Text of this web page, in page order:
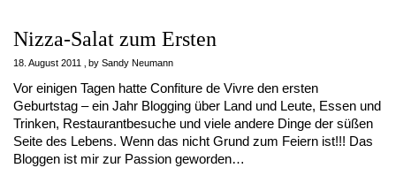
Nizza-Salat zum Ersten
18. August 2011 by Sandy Neumann
Vor einigen Tagen hatte Confiture de Vivre den ersten
Geburtstag – ein Jahr Blogging über Land und Leute, Essen und
Trinken, Restaurantbesuche und viele andere Dinge der süßen
Seite des Lebens. Wenn das nicht Grund zum Feiern ist!!! Das
Bloggen ist mir zur Passion geworden…